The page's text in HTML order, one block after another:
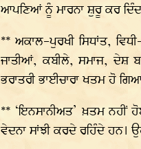
ਆਪਣਿਆਂ ਨੂੰ ਮਾਰਨਾ ਸ਼ੁਰੂ ਕਰ
** ਅਕਾਲ-ਪੁਰਖੀ ਸਿਧਾਂਤ,
ਜਾਤੀਆਂ, ਕਬੀਲੇ, ਸਮਾਜ, ਦੇਸ਼
ਭਰਾਤਰੀ ਭਾਈਚਾਰਾ ਖਤਮ ਹੋ
** ‘ਇਨਸਾਨੀਅਤ’ ਖ਼ਤਮ ਨਹੀਂ
ਵੇਦਨਾ ਸਾਂਝੀ ਕਰਦੇ ਰਹਿੰਦੇ ਹਨ।